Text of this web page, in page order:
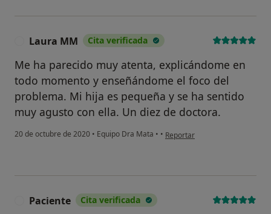
Laura MM Cita verificada
Me ha parecido muy atenta, explicándome en
todo momento y enseñándome el foco del
problema. Mi hija es pequeña y se ha sentido
muy agusto con ella. Un diez de doctora.
20 de octubre de 2020 • Equipo Dra Mata • • en opinión del usuario Laura
Reportar
Paciente Cita verificada
psicológico?
Sí, varias veces
Sí, una vez
No, pero lo consideraría
No, y no confío en ello